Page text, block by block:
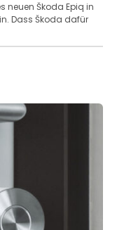
neuen Škoda Epiq in
Dass Škoda dafür